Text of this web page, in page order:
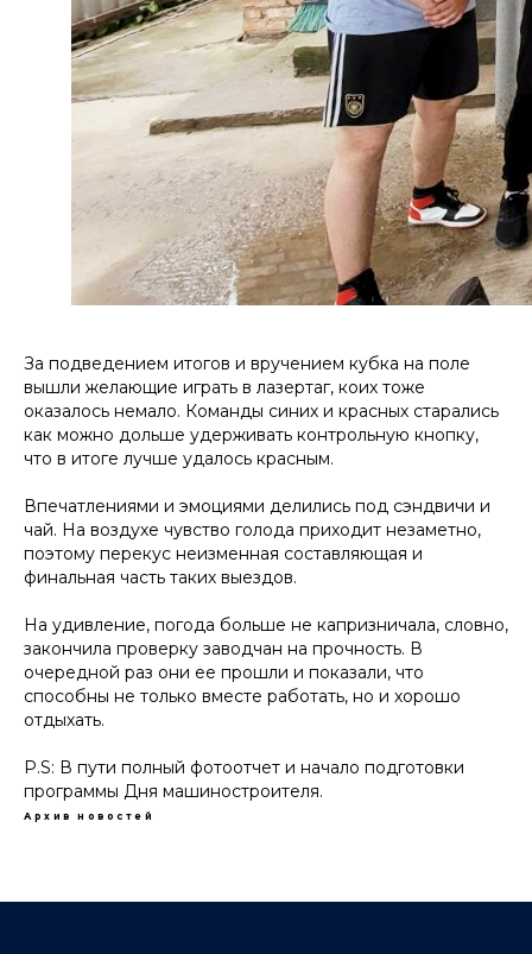
За подведением итогов и вручением кубка на поле
вышли желающие играть в лазертаг, коих тоже
оказалось немало. Команды синих и красных старались
как можно дольше удерживать контрольную кнопку,
что в итоге лучше удалось красным.
Впечатлениями и эмоциями делились под сэндвичи и
чай. На воздухе чувство голода приходит незаметно,
поэтому перекус неизменная составляющая и
финальная часть таких выездов.
На удивление, погода больше не капризничала, словно,
закончила проверку заводчан на прочность. В
очередной раз они ее прошли и показали, что
способны не только вместе работать, но и хорошо
отдыхать.
P.S: В пути полный фотоотчет и начало подготовки
программы Дня машиностроителя.
Архив новостей